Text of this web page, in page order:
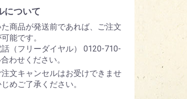
について
商品が発送前であれば、ご注文
能です。
（フリーダイヤル） 0120-710-
わせください。
文キャンセルはお受けできませ
めご了承ください。